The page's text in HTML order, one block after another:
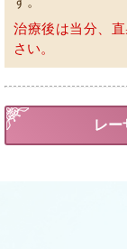
治療後は当分、
さい。
レー